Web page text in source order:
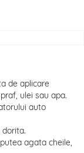
de aplicare
ulei sau apa.
auto
agata cheile,